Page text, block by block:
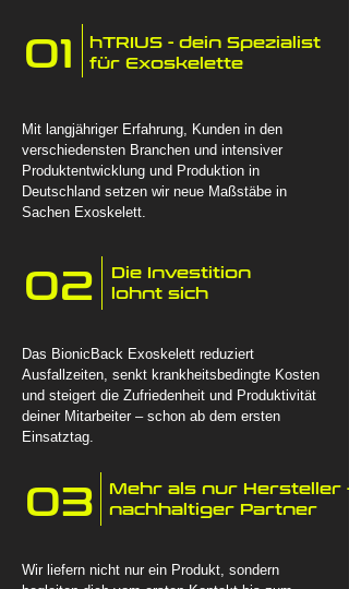
01
hTRIUS - dein Spezialist
für Exoskelette
Mit langjähriger Erfahrung, Kunden in den
verschiedensten Branchen und intensiver
Produktentwicklung und Produktion in
Deutschland setzen wir neue Maßstäbe in
Sachen Exoskelett.
02
Die Investition
lohnt sich
Das BionicBack Exoskelett reduziert
Ausfallzeiten, senkt krankheitsbedingte Kosten
und steigert die Zufriedenheit und Produktivität
deiner Mitarbeiter – schon ab dem ersten
Einsatztag.
03
Mehr als nur Hersteller -
nachhaltiger Partner
Wir liefern nicht nur ein Produkt, sondern